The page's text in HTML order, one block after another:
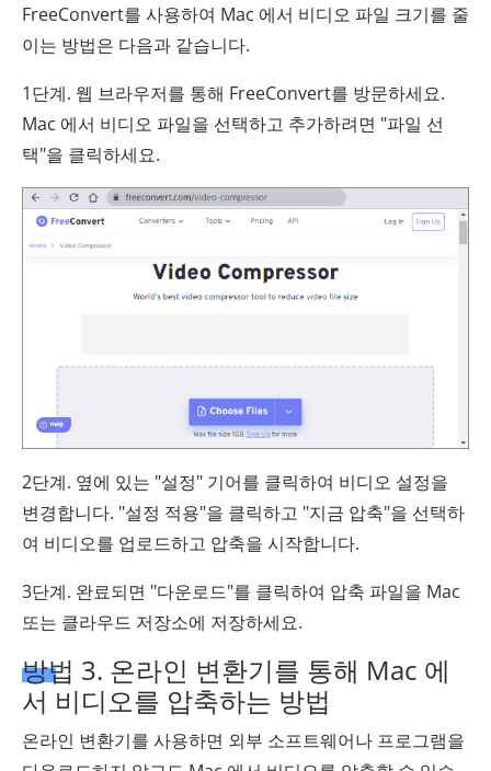
FreeConvert를 사용하여 Mac 에서 비디오 파일 크기를 줄
이는 방법은 다음과 같습니다.
1단계. 웹 브라우저를 통해 FreeConvert를 방문하세요.
Mac 에서 비디오 파일을 선택하고 추가하려면 "파일 선
택"을 클릭하세요.
2단계. 옆에 있는 "설정" 기어를 클릭하여 비디오 설정을
변경합니다. "설정 적용"을 클릭하고 "지금 압축"을 선택하
여 비디오를 업로드하고 압축을 시작합니다.
3단계. 완료되면 "다운로드"를 클릭하여 압축 파일을 Mac
또는 클라우드 저장소에 저장하세요.
방법 3. 온라인 변환기를 통해 Mac 에
서 비디오를 압축하는 방법
온라인 변환기를 사용하면 외부 소프트웨어나 프로그램을